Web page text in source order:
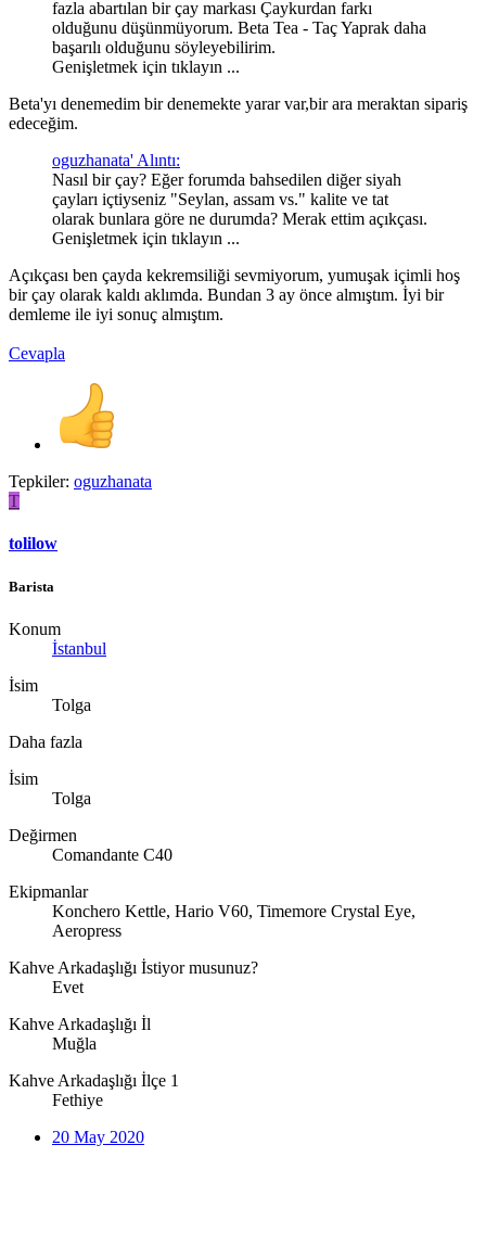
fazla abartılan bir çay markası Çaykurdan farkı
olduğunu düşünmüyorum. Beta Tea - Taç Yaprak daha
başarılı olduğunu söyleyebilirim.
Genişletmek için tıklayın ...
Beta'yı denemedim bir denemekte yarar var,bir ara meraktan sipariş
edeceğim.
oguzhanata' Alıntı:
Nasıl bir çay? Eğer forumda bahsedilen diğer siyah
çayları içtiyseniz "Seylan, assam vs." kalite ve tat
olarak bunlara göre ne durumda? Merak ettim açıkçası.
Genişletmek için tıklayın ...
Açıkçası ben çayda kekremsiliği sevmiyorum, yumuşak içimli hoş
bir çay olarak kaldı aklımda. Bundan 3 ay önce almıştım. İyi bir
demleme ile iyi sonuç almıştım.
Cevapla
Tepkiler: oguzhanata
T
tolilow
Barista
Konum
İstanbul
İsim
Tolga
Daha fazla
İsim
Tolga
Değirmen
Comandante C40
Ekipmanlar
Konchero Kettle, Hario V60, Timemore Crystal Eye,
Aeropress
Kahve Arkadaşlığı İstiyor musunuz?
Evet
Kahve Arkadaşlığı İl
Muğla
Kahve Arkadaşlığı İlçe 1
Fethiye
20 May 2020